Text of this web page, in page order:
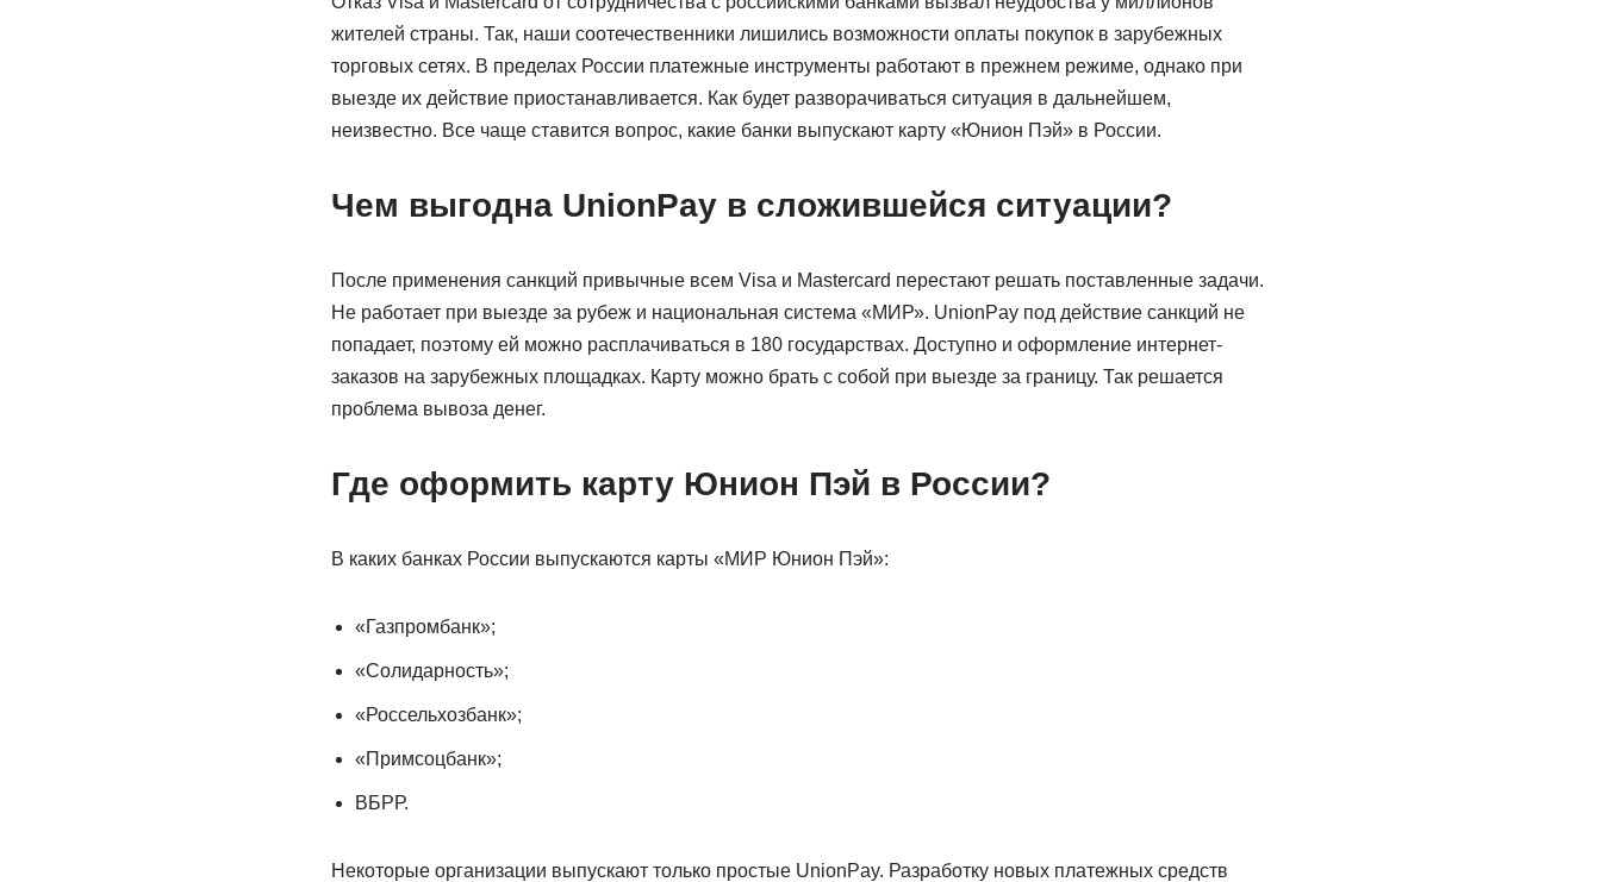
жителей страны. Так, наши соотечественники лишились возможности оплаты покупок в зарубежных
торговых сетях. В пределах России платежные инструменты работают в прежнем режиме, однако при
выезде их действие приостанавливается. Как будет разворачиваться ситуация в дальнейшем,
неизвестно. Все чаще ставится вопрос, какие банки выпускают карту «Юнион Пэй» в России.
Чем выгодна UnionPay в сложившейся ситуации?
После применения санкций привычные всем Visa и Mastercard перестают решать поставленные задачи.
Не работает при выезде за рубеж и национальная система «МИР». UnionPay под действие санкций не
попадает, поэтому ей можно расплачиваться в 180 государствах. Доступно и оформление интернет-
заказов на зарубежных площадках. Карту можно брать с собой при выезде за границу. Так решается
проблема вывоза денег.
Где оформить карту Юнион Пэй в России?
В каких банках России выпускаются карты «МИР Юнион Пэй»:
«Газпромбанк»;
«Солидарность»;
«Россельхозбанк»;
«Примсоцбанк»;
ВБРР.
Некоторые организации выпускают только простые UnionPay. Разработку новых платежных средств